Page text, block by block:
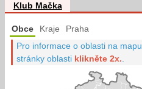
Klub Mačka
Obce Kraje Praha
Pro informace o oblasti na mapu
stránky oblasti klikněte 2x.